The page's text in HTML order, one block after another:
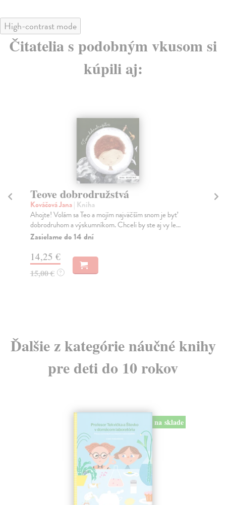
High-contrast mode
Čitatelia s podobným vkusom si
kúpili aj:
Teove dobrodružstvá
Kováčová Jana| Kniha
Ahojte! Volám sa Teo a mojím najväčším snom je byť
dobrodruhom a výskumníkom. Chceli by ste aj vy le...
Zasielame do 14 dní
14,25 €
15,00 € ?
Ďalšie z kategórie náučné knihy
pre deti do 10 rokov
na sklade